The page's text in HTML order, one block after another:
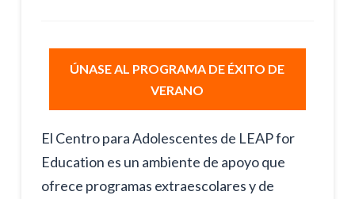
ÚNASE AL PROGRAMA DE ÉXITO DE
VERANO
El Centro para Adolescentes de LEAP for
Education es un ambiente de apoyo que
ofrece programas extraescolares y de